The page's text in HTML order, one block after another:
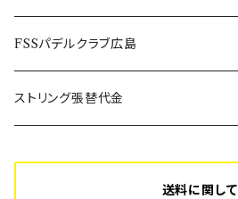
ノンオーダーメイド
SUPER BLITZ
Platform-Sport フルオーダーメイド
FSSパデルクラブ広島
年間利用登録費
ストリング張替代金
送料に関して